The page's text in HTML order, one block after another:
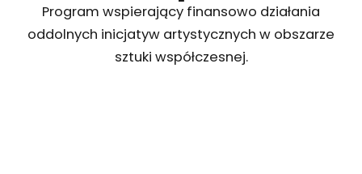
Program wspierający finansowo działania
oddolnych inicjatyw artystycznych w obszarze
sztuki współczesnej.